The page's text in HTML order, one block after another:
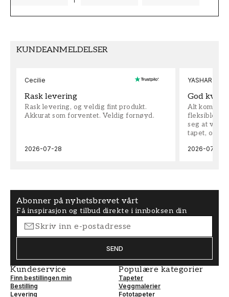
KUNDEANMELDELSER
Cecilie
Rask levering
Rask levering, og veldig fint produkt.
Akkurat som forventet. Veldig fornøyd.
2026-07-28
YASHAR
God
Alt kom
fleksible på
seg at vi
tapet, og
2026-07-04
Abonner på nyhetsbrevet vårt
Få inspirasjon og tilbud direkte i innboksen din
SEND
Kundeservice
Finn bestillingen min
Bestilling
Levering
Populære kategorier
Tapeter
Veggmalerier
Fototapeter